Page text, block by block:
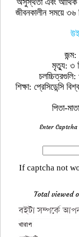
অসুস্থতা এবং আর্থিক
জীবনকালীন সময়ে ৩৬
মৃত্যু: ৩
চলচ্চিত্রগুলি:
শিক্ষা: প্রেসিডেন্সি
পিতা-
Enter
If captcha not
Total viewed